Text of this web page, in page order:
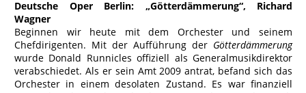
Deutsche Oper Berlin: „Götterdämmerung“, Richard
Wagner
Beginnen wir heute mit dem Orchester und seinem
Chefdirigenten. Mit der Aufführung der Götterdämmerung
wurde Donald Runnicles offiziell als Generalmusikdirektor
verabschiedet. Als er sein Amt 2009 antrat, befand sich das
Orchester in einem desolaten Zustand. Es war finanziell